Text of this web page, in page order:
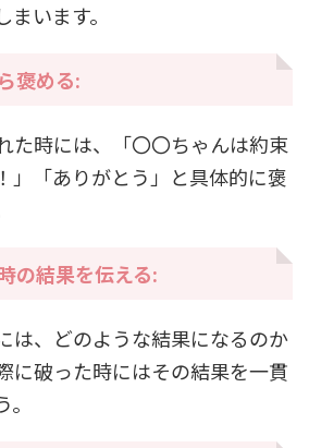
います。
褒める:
た時には、「〇〇ちゃんは約束
」「ありがとう」と具体的に褒
の結果を伝える:
は、どのような結果になるのか
に破った時にはその結果を一貫